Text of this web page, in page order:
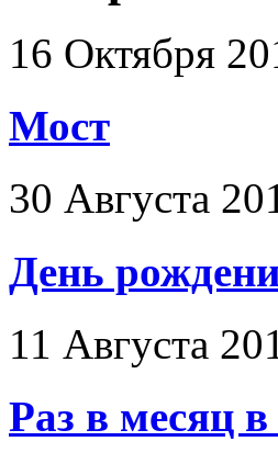
16 Октября
Мост
30 Августа
День
11 Августа
Раз в месяц